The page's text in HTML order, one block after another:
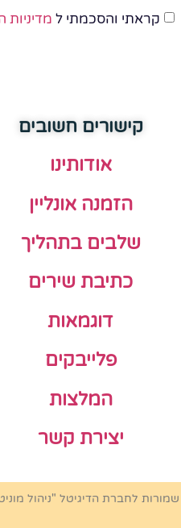
קראתי והסכמתי ל מדיניות
קישורים חשובים
אודותינו
הזמנה אונליין
שלבים בתהליך
כתיבת שירים
דוגמאות
פלייבקים
המלצות
יצירת קשר
שמורות לחברת הדיגיטל "ניהול